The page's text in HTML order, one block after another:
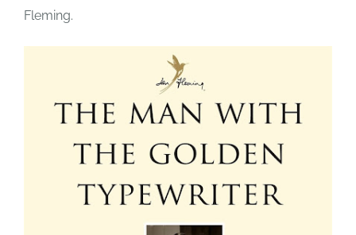
Fleming.